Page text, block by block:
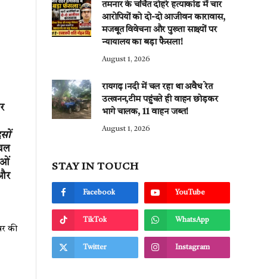
की
तमनार के चर्चित दोहरे हत्याकांड में चार
आरोपियों को दो-दो आजीवन कारावास,
मजबूत विवेचना और पुख्ता साक्ष्यों पर
न्यायालय का बड़ा फैसला!
August 1, 2026
रायगढ़।नदी में चल रहा था अवैध रेत
उत्खनन,टीम पहुंचते ही वाहन छोड़कर
भागे चालक, 11 वाहन जब्त!
August 1, 2026
STAY IN TOUCH
Facebook YouTube
TikTok WhatsApp
Twitter Instagram